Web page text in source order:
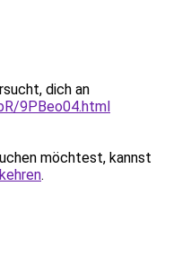
dich an
9PBeo04.html
möchtest, kannst
.